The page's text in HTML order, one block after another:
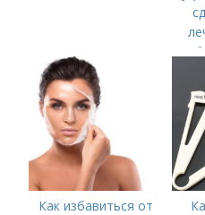
Как избавиться от